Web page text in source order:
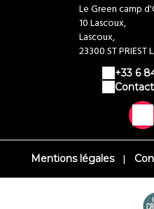
Le Green camp
10 Lascoux,
Lascoux,
23300 ST PRIEST
+33 6
Mentions légales |